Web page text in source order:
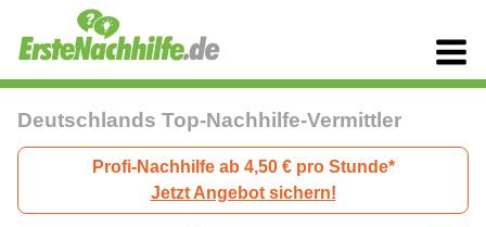
Deutschlands Top-Nachhilfe-Vermittler
Profi-Nachhilfe ab 4,50 € pro Stunde*
Jetzt Angebot sichern!